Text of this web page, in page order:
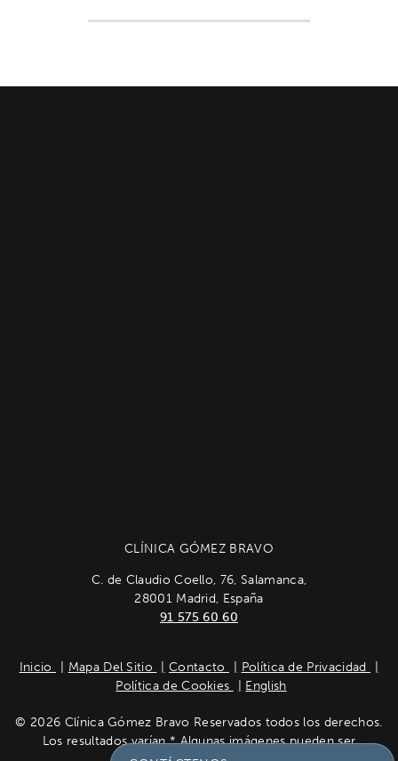
CLÍNICA GÓMEZ BRAVO
C. de Claudio Coello, 76, Salamanca,
28001 Madrid, España
91 575 60 60
Inicio Mapa Del Sitio Contacto
Política de Privacidad
Política de Cookies
English
© 2026 Clínica Gómez Bravo Reservados todos los derechos.
Los resultados varían * Algunas imágenes pueden ser